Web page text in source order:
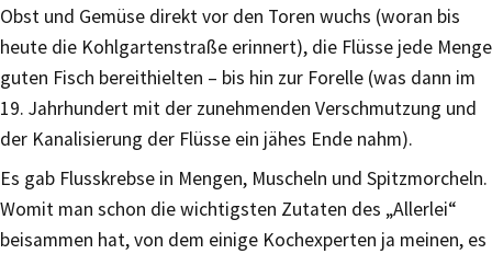
Obst und Gemüse direkt vor den Toren wuchs (woran bis
heute die Kohlgartenstraße erinnert), die Flüsse jede Menge
guten Fisch bereithielten – bis hin zur Forelle (was dann im
19. Jahrhundert mit der zunehmenden Verschmutzung und
der Kanalisierung der Flüsse ein jähes Ende nahm).
Es gab Flusskrebse in Mengen, Muscheln und Spitzmorcheln.
Womit man schon die wichtigsten Zutaten des „Allerlei“
beisammen hat, von dem einige Kochexperten ja meinen, es